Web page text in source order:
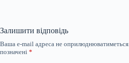
Залишити відповідь
Ваша e-mail адреса не оприлюднюватиметься.
позначені *